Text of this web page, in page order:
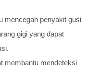
mencegah penyakit gusi
gigi yang dapat
membantu mendeteksi